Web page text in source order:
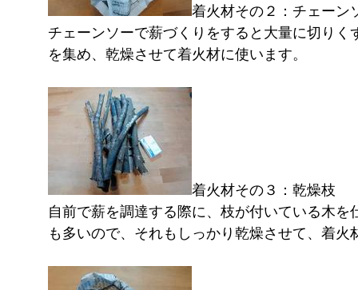
着火材その２：チェーン
チェーンソーで薪づくりをすると大量に切りく
を集め、乾燥させて着火材に使います。
着火材その３：乾燥枝
自前で薪を調達する際に、枝が付いている木を
も多いので、それもしっかり乾燥させて、着火